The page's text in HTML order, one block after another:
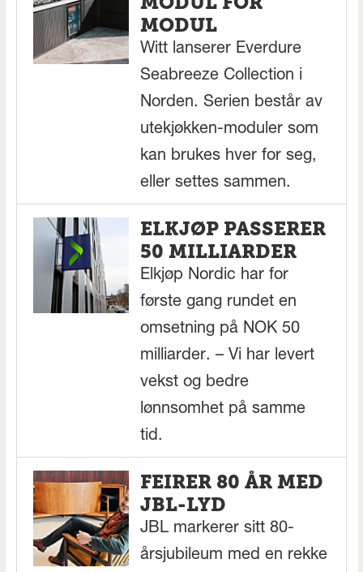
MODUL
Witt lanserer Everdure
Seabreeze Collection i
Norden. Serien består av
utekjøkken-moduler som
kan brukes hver for seg,
eller settes sammen.
ELKJØP PASSERER
50 MILLIARDER
Elkjøp Nordic har for
første gang rundet en
omsetning på NOK 50
milliarder. – Vi har levert
vekst og bedre
lønnsomhet på samme
tid.
FEIRER 80 ÅR MED
JBL-LYD
JBL markerer sitt 80-
årsjubileum med en rekke